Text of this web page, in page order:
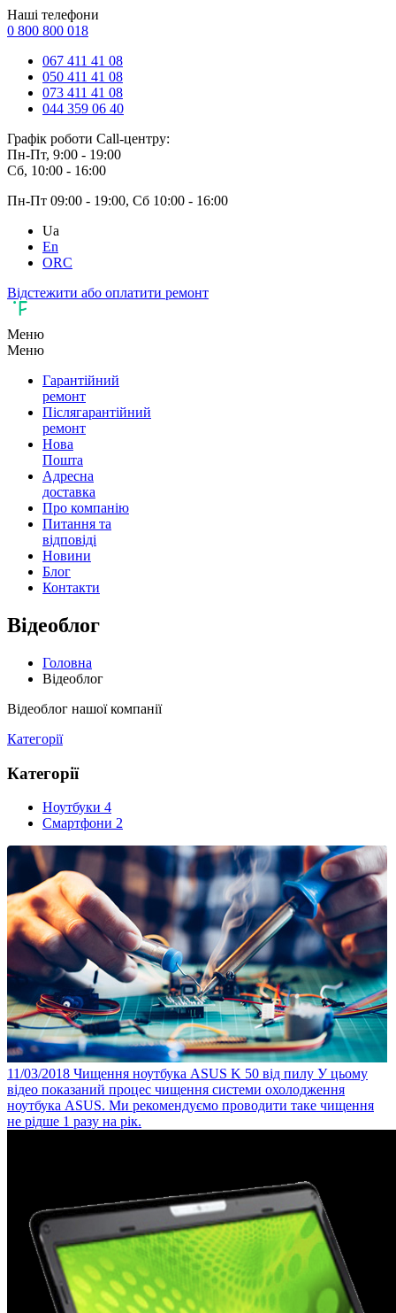
Наші телефони
0 800 800 018
067 411 41 08
050 411 41 08
073 411 41 08
044 359 06 40
Графік роботи Call-центру:
Пн-Пт, 9:00 - 19:00
Сб, 10:00 - 16:00
Пн-Пт 09:00 - 19:00, Сб 10:00 - 16:00
Ua
En
ORC
Відстежити або оплатити ремонт
Меню
Меню
Гарантійний
ремонт
Післягарантійний
ремонт
Нова
Пошта
Адресна
доставка
Про компанію
Питання та
відповіді
Новини
Блог
Контакти
Відеоблог
Головна
Відеоблог
Відеоблог нашої компанії
Категорії
Категорії
Ноутбуки 4
Смартфони 2
11/03/2018 Чищення ноутбука ASUS K 50 від пилу У цьому
відео показаний процес чищення системи охолодження
ноутбука ASUS. Ми рекомендуємо проводити таке чищення
не рідше 1 разу на рік.